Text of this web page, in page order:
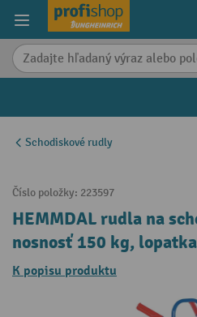
content
Schodiskové rudly
Číslo položky: 223597
HEMMDAL rudla na
nosnosť 150 kg,
K popisu produktu